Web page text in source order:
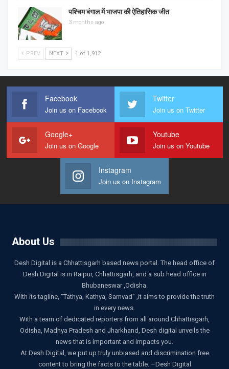
पश्चिम बंगाल में भाजपा की ऐतिहासिक जीत
3 months ago
PREV NEXT 1 of 1,912
Facebook
Join us on Facebook
Twitter
Join us on Twitter
Google+
Join us on Google
Youtube
Join us on Youtube
Instagram
Join us on Instagram
About Us
Desh Digital is a Chhattisgarh based news portal. The head office of
Desh Digital is in Raipur, Chhattisgarh, and a sub head office in
Bhubaneswar ,Odisha.
With its tagline, “Tathya, Kathya, Samvad” ,it aims to provide the truth
in every news.
With a team of dedicated reporters from all around Chhattisgarh,
Odisha, Madhya Pradesh and Jharkhand, Desh digital unveils the
news that is important and impacts you.
At Desh Digital, we put up truly unbiased and discrimination free
content to bring the facts to the table. –Desh Digital